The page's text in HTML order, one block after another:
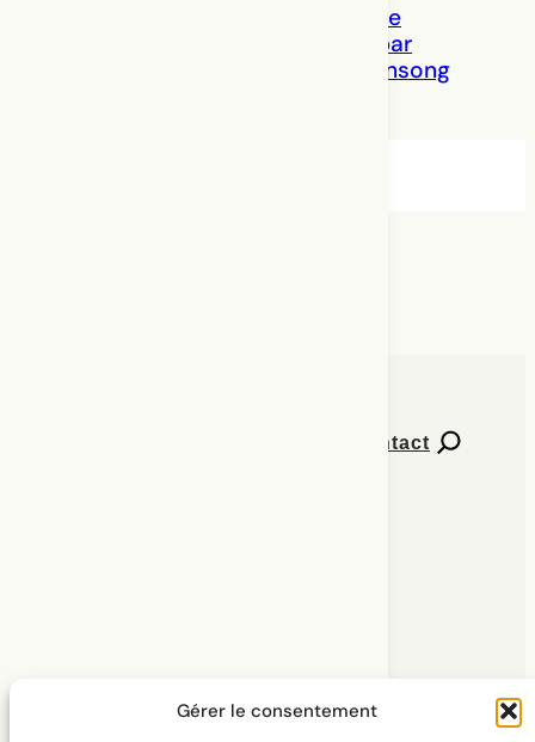
Gérer le consentement
: Une
chorégraphie de soin imaginée par
Hanna Sybille Müller et Erin Robinsong
Contact